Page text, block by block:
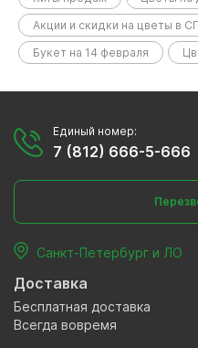
Акции и скидки на цветы в
Букет на 14 февраля
Единый номер:
7 (812) 666-5-666
Санкт-Петербург и ЛО
Доставка
Бесплатная доставка
Всегда вовремя